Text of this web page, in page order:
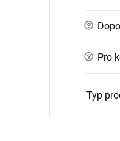
?
? Pro
Typ